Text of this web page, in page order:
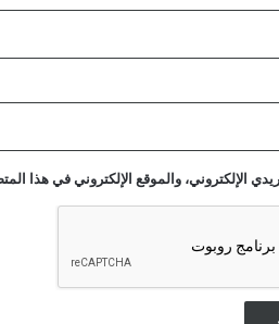
الإلكتروني، والموقع الإلكتروني في هذا